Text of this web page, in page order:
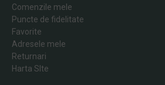
Comenzile mele
Puncte de fidelitate
Favorite
Adresele mele
Returnari
Harta SIte